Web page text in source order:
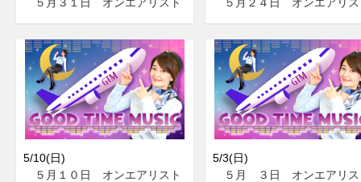
5/10(日)
５月１０日 オンエアリスト
5/3(日)
５月 ３日 オンエアリス